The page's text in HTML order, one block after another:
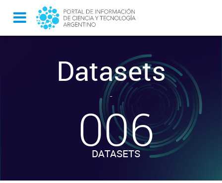
Datasets
-
006
DATASETS